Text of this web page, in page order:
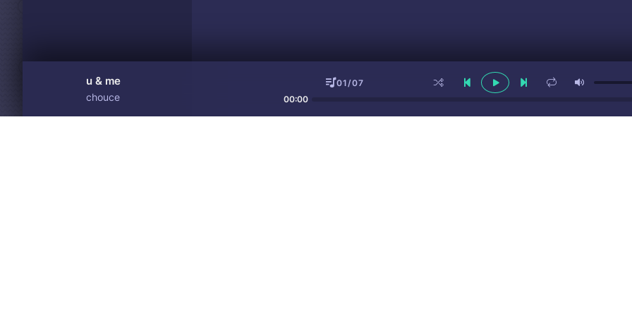
u & me
chouce
01/07
00:00